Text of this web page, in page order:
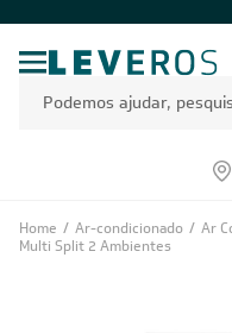
Home / Ar-condicionado / Ar
Multi Split 2 Ambientes